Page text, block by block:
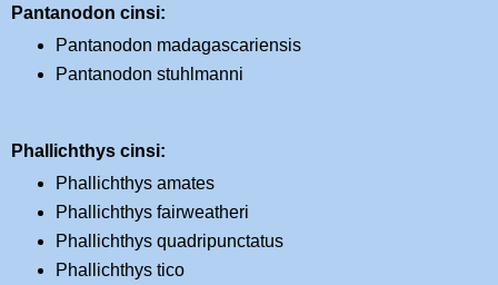
Pantanodon cinsi:
Pantanodon madagascariensis
Pantanodon stuhlmanni
Phallichthys cinsi:
Phallichthys amates
Phallichthys fairweatheri
Phallichthys quadripunctatus
Phallichthys tico